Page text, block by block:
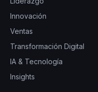
Innovación
Ventas
Transformación Digital
IA & Tecnología
Insights